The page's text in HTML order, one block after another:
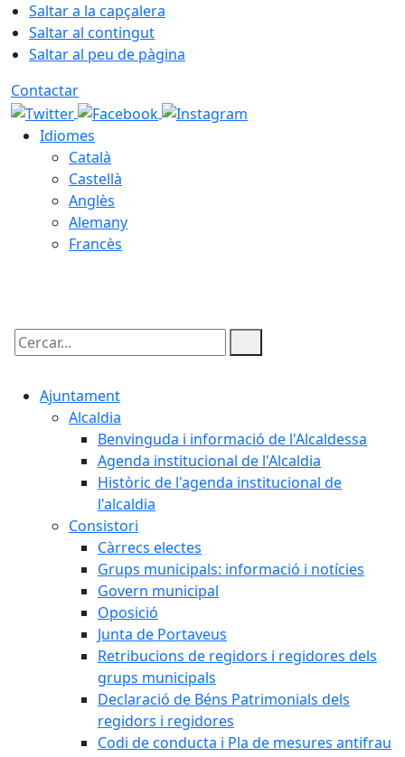
Saltar a la capçalera
Saltar al contingut
Saltar al peu de pàgina
Contactar
Idiomes
Català
Castellà
Anglès
Alemany
Francès
Cercar:
Ajuntament
Alcaldia
Benvinguda i informació de l'Alcaldessa
Agenda institucional de l'Alcaldia
Històric de l'agenda institucional de
l'alcaldia
Consistori
Càrrecs electes
Grups municipals: informació i notícies
Govern municipal
Oposició
Junta de Portaveus
Retribucions de regidors i regidores dels
grups municipals
Declaració de Béns Patrimonials dels
regidors i regidores
Codi de conducta i Pla de mesures antifrau